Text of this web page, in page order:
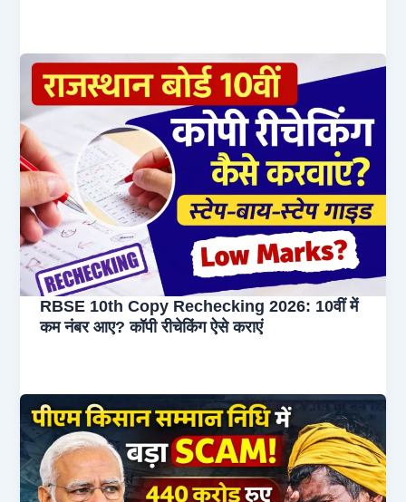
RBSE 10th Copy Rechecking 2026: 10वीं में
कम नंबर आए? कॉपी रीचेकिंग ऐसे कराएं